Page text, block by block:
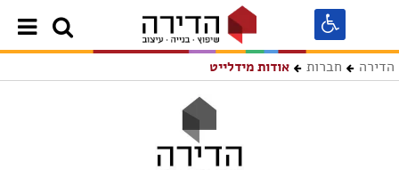
הדירה חברות אודות מידלייט